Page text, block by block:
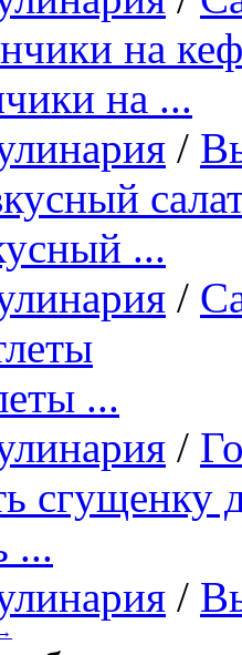
на ...
/
...
/
...
/
...
/